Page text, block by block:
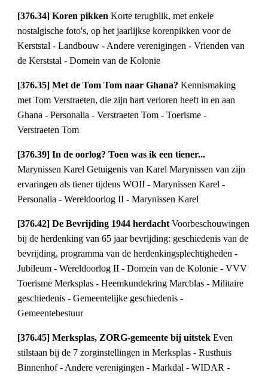
[376.34] Koren pikkenKorte terugblik, met enkele
nostalgische foto's, op het jaarlijkse korenpikken voor de
Kerststal - Landbouw - Andere verenigingen - Vrienden van
de Kerststal - Domein van de Kolonie
[376.35] Met de Tom Tom naar Ghana?Kennismaking
met Tom Verstraeten, die zijn hart verloren heeft in en aan
Ghana - Personalia - Verstraeten Tom - Toerisme -
Verstraeten Tom
[376.39] In de oorlog? Toen was ik een tiener...
Marynissen Karel Getuigenis van Karel Marynissen van zijn
ervaringen als tiener tijdens WOII - Marynissen Karel -
Personalia - Wereldoorlog II - Marynissen Karel
[376.42] De Bevrijding 1944 herdachtVoorbeschouwingen
bij de herdenking van 65 jaar bevrijding: geschiedenis van de
bevrijding, programma van de herdenkingsplechtigheden -
Jubileum - Wereldoorlog II - Domein van de Kolonie - VVV
Toerisme Merksplas - Heemkundekring Marcblas - Militaire
geschiedenis - Gemeentelijke geschiedenis -
Gemeentebestuur
[376.45] Merksplas, ZORG-gemeente bij uitstekEven
stilstaan bij de 7 zorginstellingen in Merksplas - Rusthuis
Binnenhof - Andere verenigingen - Markdal - WIDAR -